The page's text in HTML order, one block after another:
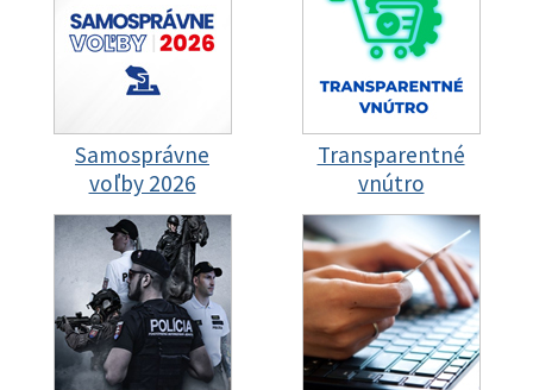
Samosprávne
voľby 2026
Transparentné
vnútro